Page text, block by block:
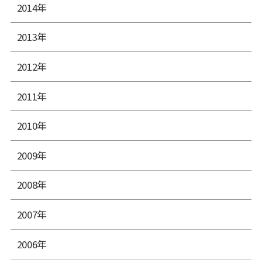
2014年
2013年
2012年
2011年
2010年
2009年
2008年
2007年
2006年